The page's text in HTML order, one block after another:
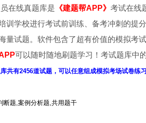
在线真题库是 《建题帮APP》 考试在线
训学校进行考试前训练、备考冲刺的提
量试题。软件包含了超有价值的模拟考
可以随时随地刷题学习！考试题库中
共有2456道试题，可以任意组成模拟考场试卷练
断题,案例分析题,共用题干